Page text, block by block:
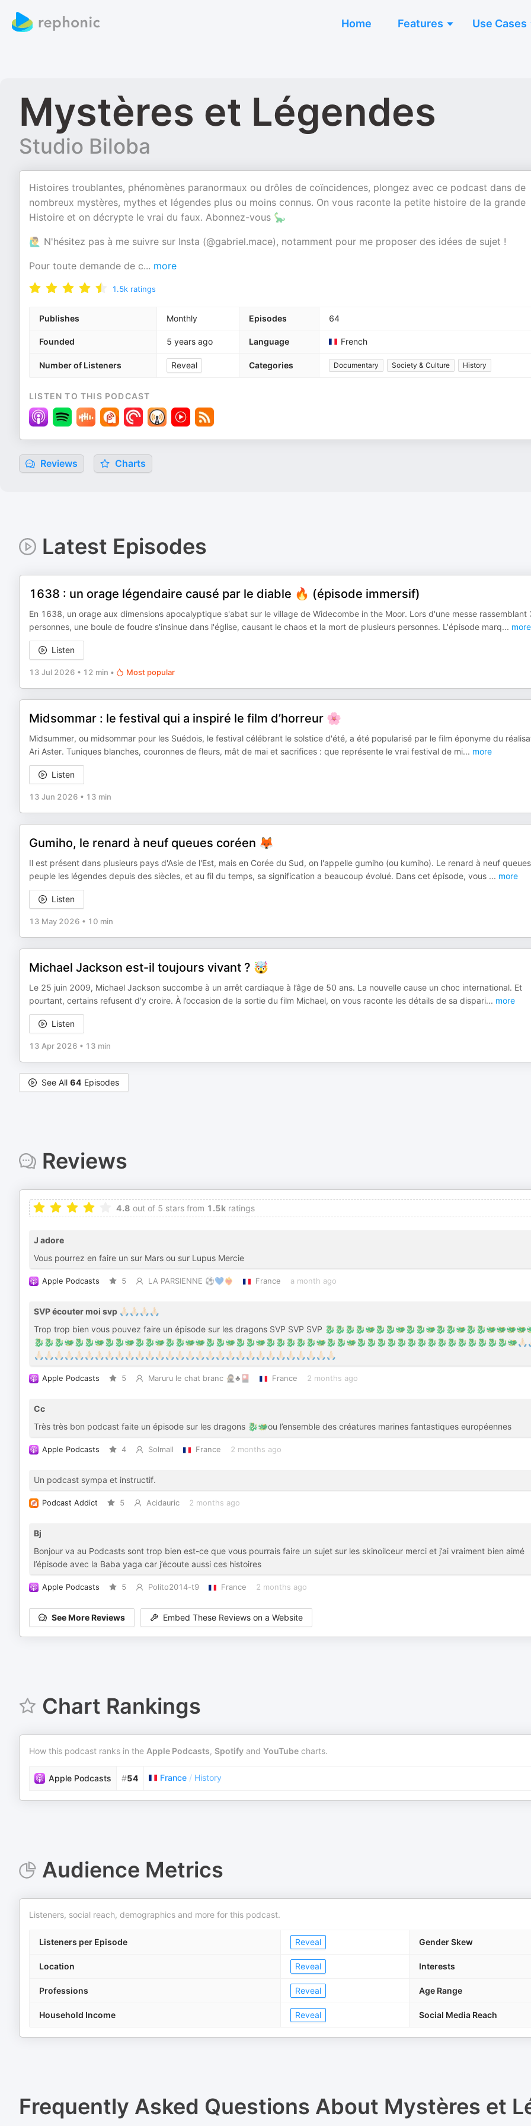
Home Features Use Cases
Mystères et Légendes
Studio Biloba
Histoires troublantes, phénomènes paranormaux ou drôles de coïncidences, plongez avec ce podcast dans de
nombreux mystères, mythes et légendes plus ou moins connus. On vous raconte la petite histoire de la grande
Histoire et on décrypte le vrai du faux. Abonnez-vous 🦕
🙋‍♂️ N'hésitez pas à me suivre sur Insta (@gabriel.mace), notamment pour me proposer des idées de sujet !
Pour toute demande de c... more
1.5k ratings
Publishes Monthly Episodes 64
Founded 5 years ago Language French
Number of Listeners Reveal Categories Documentary Society & Culture History
LISTEN TO THIS PODCAST
Reviews Charts
Latest Episodes
1638 : un orage légendaire causé par le diable 🔥 (épisode immersif)
En 1638, un orage aux dimensions apocalyptique s'abat sur le village de Widecombe in the Moor. Lors d'une messe rassemblant
personnes, une boule de foudre s'insinue dans l'église, causant le chaos et la mort de plusieurs personnes. L'épisode marq... more
Listen
13 Jul 2026 • 12 min • Most popular
Midsommar : le festival qui a inspiré le film d’horreur 🌸
Midsummer, ou midsommar pour les Suédois, le festival célébrant le solstice d'été, a été popularisé par le film éponyme du
Ari Aster. Tuniques blanches, couronnes de fleurs, mât de mai et sacrifices : que représente le vrai festival de mi... more
Listen
13 Jun 2026 • 13 min
Gumiho, le renard à neuf queues coréen 🦊
Il est présent dans plusieurs pays d'Asie de l'Est, mais en Corée du Sud, on l'appelle gumiho (ou kumiho). Le renard à neuf queues
peuple les légendes depuis des siècles, et au fil du temps, sa signification a beaucoup évolué. Dans cet épisode, vous ... more
Listen
13 May 2026 • 10 min
Michael Jackson est-il toujours vivant ? 🤯
Le 25 juin 2009, Michael Jackson succombe à un arrêt cardiaque à l’âge de 50 ans. La nouvelle cause un choc international. Et
pourtant, certains refusent d’y croire. À l’occasion de la sortie du film Michael, on vous raconte les détails de sa dispari... more
Listen
13 Apr 2026 • 13 min
See All 64 Episodes
Reviews
4.8 out of 5 stars from 1.5k ratings
J adore
Vous pourrez en faire un sur Mars ou sur Lupus Mercie
Apple Podcasts 5 LA PARSIENNE ⚽️💙❤️‍🔥 France a month ago
SVP écouter moi svp 🙏🏻🙏🏻🙏🏻🙏🏻
Trop trop bien vous pouvez faire un épisode sur les dragons SVP SVP SVP
🙏🏻🙏🏻🙏🏻🙏🏻🙏🏻🙏🏻🙏🏻🙏🏻🙏🏻🙏🏻🙏🏻🙏🏻🙏🏻🙏🏻🙏🏻🙏🏻🙏🏻🙏🏻🙏🏻🙏🏻🙏🏻🙏🏻🙏🏻🙏🏻🙏🏻🙏🏻🙏🏻🙏🏻🙏🏻🙏🏻
Apple Podcasts 5 Maruru le chat branc 🥷🏼♣️🎴 France 2 months ago
Cc
Très très bon podcast faite un épisode sur les dragons 🐉🐲ou l’ensemble des créatures marines fantastiques européennes
Apple Podcasts 4 Solmall France 2 months ago
Un podcast sympa et instructif.
Podcast Addict 5 Acidauric 2 months ago
Bj
Bonjour va au Podcasts sont trop bien est-ce que vous pourrais faire un sujet sur les skinoilceur merci et j’ai vraiment bien aimé
l’épisode avec la Baba yaga car j’écoute aussi ces histoires
Apple Podcasts 5 Polito2014-t9 France 2 months ago
See More Reviews Embed These Reviews on a Website
Chart Rankings
How this podcast ranks in the Apple Podcasts, Spotify and YouTube charts.
Apple Podcasts #54 France / History
Audience Metrics
Listeners, social reach, demographics and more for this podcast.
Listeners per Episode Reveal Gender Skew
Location Reveal Interests
Professions Reveal Age Range
Household Income Reveal Social Media Reach
Frequently Asked Questions About Mystères et